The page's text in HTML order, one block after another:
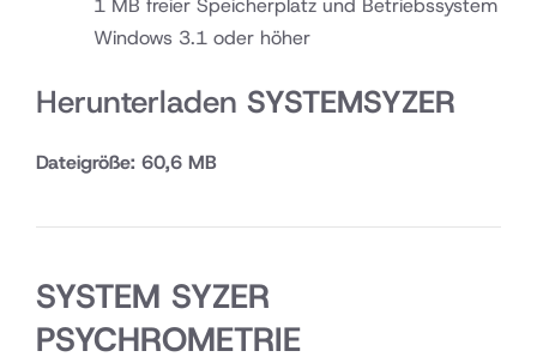
1 MB freier Speicherplatz und Betriebssystem
Windows 3.1 oder höher
Herunterladen SYSTEMSYZER
Dateigröße: 60,6 MB
SYSTEM SYZER
PSYCHROMETRIE